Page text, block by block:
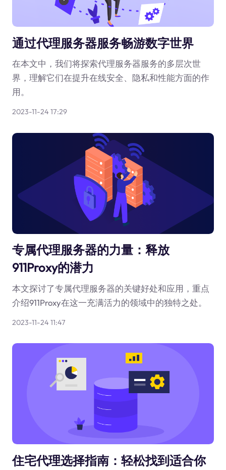
通过代理服务器服务畅游数字世界
在本文中，我们将探索代理服务器服务的多层次世
界，理解它们在提升在线安全、隐私和性能方面的作
用。
2023-11-24 17:29
专属代理服务器的力量：释放
911Proxy的潜力
本文探讨了专属代理服务器的关键好处和应用，重点
介绍911Proxy在这一充满活力的领域中的独特之处。
2023-11-24 11:47
住宅代理选择指南：轻松找到适合你